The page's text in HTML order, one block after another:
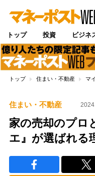
トップ 投資 ビジネ
トップ 住まい・不動産 マ
住まい・不動産
家の売却のプ
エ』が選ばれる